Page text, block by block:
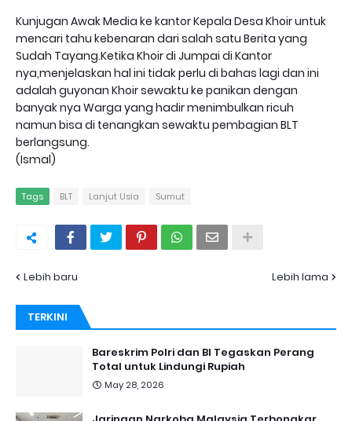
Kunjugan Awak Media ke kantor Kepala Desa Khoir untuk
mencari tahu kebenaran dari salah satu Berita yang
Sudah Tayang.Ketika Khoir di Jumpai di Kantor
nya,menjelaskan hal ini tidak perlu di bahas lagi dan ini
adalah guyonan Khoir sewaktu ke panikan dengan
banyak nya Warga yang hadir menimbulkan ricuh
namun bisa di tenangkan sewaktu pembagian BLT
berlangsung.
(Ismal)
Tags BLT Lanjut Usia Sumut
Lebih baru Lebih lama
TERKINI
Bareskrim Polri dan BI Tegaskan Perang
Total untuk Lindungi Rupiah
May 28, 2026